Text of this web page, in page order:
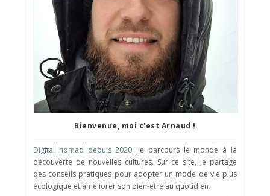
Bienvenue, moi c'est Arnaud !
Digital nomad depuis 2020, je parcours le monde à la
découverte de nouvelles cultures. Sur ce site, je partage
des conseils pratiques pour adopter un mode de vie plus
écologique et améliorer son bien-être au quotidien.